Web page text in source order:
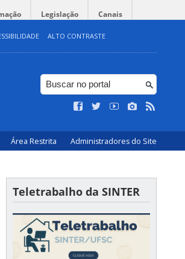
Legislação Canais
ALTO CONTRASTE
Área Restrita Administradores do Site
Teletrabalho da SINTER